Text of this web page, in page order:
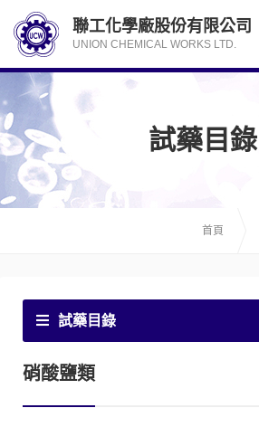
試藥目錄
首頁
試藥目錄
硝酸鹽類
聯工化學廠股份有限公司
UNION CHEMICAL WORKS LTD.